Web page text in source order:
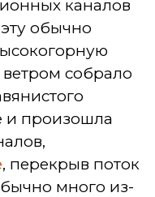
каналов
обычно
собрало
и произошла
, перекрыв поток
много из-